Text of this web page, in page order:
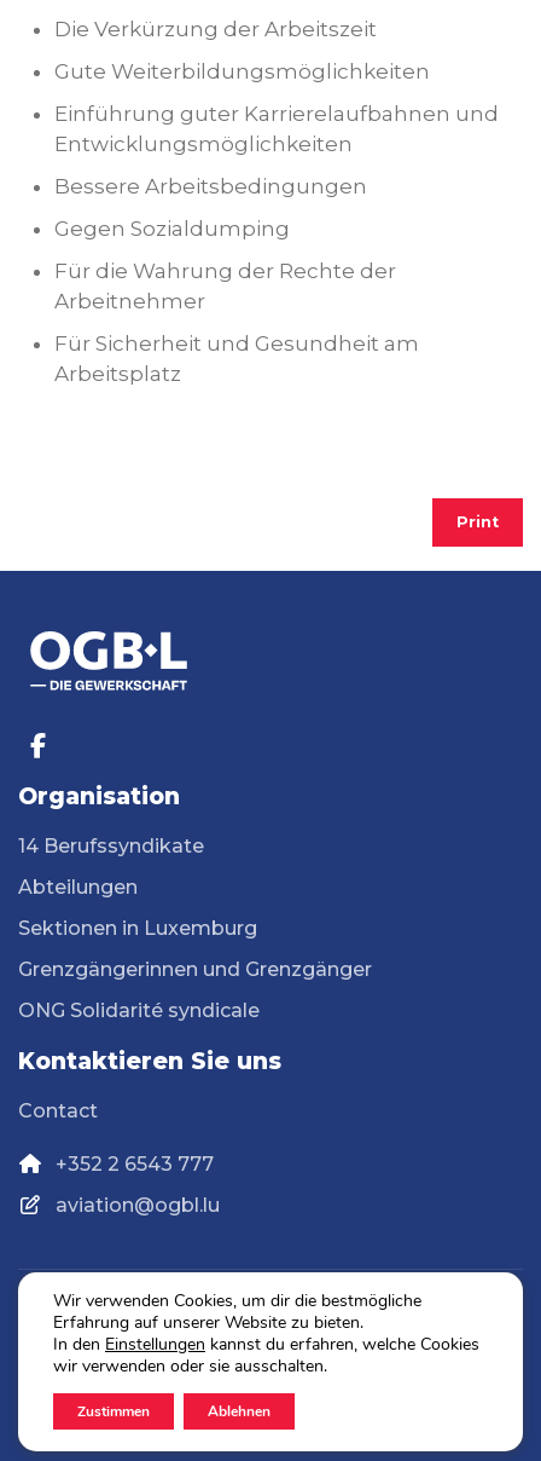
Die Verkürzung der Arbeitszeit
Gute Weiterbildungsmöglichkeiten
Einführung guter Karrierelaufbahnen und
Entwicklungsmöglichkeiten
Bessere Arbeitsbedingungen
Gegen Sozialdumping
Für die Wahrung der Rechte der
Arbeitnehmer
Für Sicherheit und Gesundheit am
Arbeitsplatz
Print
Organisation
14 Berufssyndikate
Abteilungen
Sektionen in Luxemburg
Grenzgängerinnen und Grenzgänger
ONG Solidarité syndicale
Kontaktieren Sie uns
Contact
+352 2 6543 777
aviation@ogbl.lu
Datenschutz
Impressum
2026 © OGBL. Alle Rechte vorbehalten.
Wir verwenden Cookies, um dir die bestmögliche
Erfahrung auf unserer Website zu bieten.
In den Einstellungen kannst du erfahren, welche Cookies
wir verwenden oder sie ausschalten.
Zustimmen Ablehnen